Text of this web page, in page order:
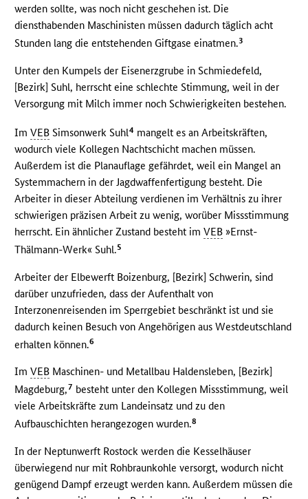
werden sollte, was noch nicht geschehen ist. Die
diensthabenden Maschinisten müssen dadurch täglich acht
Stunden lang die entstehenden Giftgase einatmen.3
Unter den Kumpels der Eisenerzgrube in Schmiedefeld,
[Bezirk] Suhl, herrscht eine schlechte Stimmung, weil in der
Versorgung mit Milch immer noch Schwierigkeiten bestehen.
ImVEB Simsonwerk Suhl4 mangelt es an Arbeitskräften,
wodurch viele Kollegen Nachtschicht machen müssen.
Außerdem ist die Planauflage gefährdet, weil ein Mangel an
Systemmachern in der Jagdwaffenfertigung besteht. Die
Arbeiter in dieser Abteilung verdienen im Verhältnis zu ihrer
schwierigen präzisen Arbeit zu wenig, worüber Missstimmung
herrscht. Ein ähnlicher Zustand besteht imVEB »Ernst-
Thälmann-Werk« Suhl.5
Arbeiter der Elbewerft Boizenburg, [Bezirk] Schwerin, sind
darüber unzufrieden, dass der Aufenthalt von
Interzonenreisenden im Sperrgebiet beschränkt ist und sie
dadurch keinen Besuch von Angehörigen aus Westdeutschland
erhalten können.6
ImVEB Maschinen- und Metallbau Haldensleben, [Bezirk]
Magdeburg,7 besteht unter den Kollegen Missstimmung, weil
viele Arbeitskräfte zum Landeinsatz und zu den
Aufbauschichten herangezogen wurden.8
In der Neptunwerft Rostock werden die Kesselhäuser
überwiegend nur mit Rohbraunkohle versorgt, wodurch nicht
genügend Dampf erzeugt werden kann. Außerdem müssen die